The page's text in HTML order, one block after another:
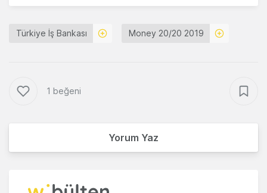
Türkiye İş Bankası Money 20/20 2019
1 beğeni
Yorum Yaz